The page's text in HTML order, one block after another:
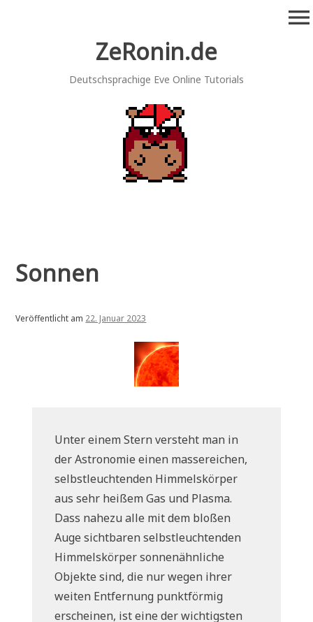
ZeRonin.de
Deutschsprachige Eve Online Tutorials
menu
Sonnen
Veröffentlicht am 22. Januar 2023
Unter einem Stern versteht man in
der Astronomie einen massereichen,
selbstleuchtenden Himmelskörper
aus sehr heißem Gas und Plasma.
Dass nahezu alle mit dem bloßen
Auge sichtbaren selbstleuchtenden
Himmelskörper sonnenähnliche
Objekte sind, die nur wegen ihrer
weiten Entfernung punktförmig
erscheinen, ist eine der wichtigsten